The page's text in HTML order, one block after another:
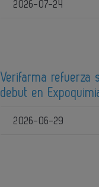
2026-07-24
Verifarma refuerza
debut en
2026-06-29